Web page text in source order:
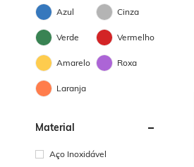
Azul Cinza
Verde Vermelho
Amarelo Roxa
Laranja
Material
Aço Inoxidável